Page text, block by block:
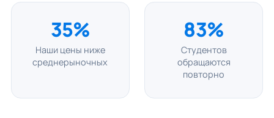
35%
Наши цены ниже
среднерыночных
83%
Студентов
обращаются
повторно